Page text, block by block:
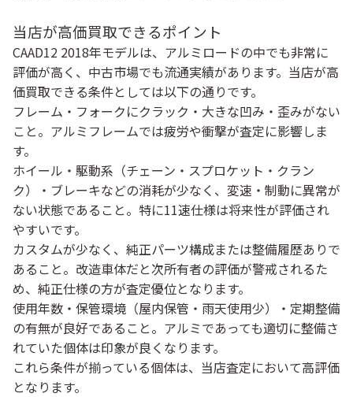
当店が高価買取できるポイント
CAAD12 2018年モデルは、アルミロードの中でも非常に
評価が高く、中古市場でも流通実績があります。当店が高
価買取できる条件としては以下の通りです。
フレーム・フォークにクラック・大きな凹み・歪みがない
こと。アルミフレームでは疲労や衝撃が査定に影響しま
す。
ホイール・駆動系（チェーン・スプロケット・クラン
ク）・ブレーキなどの消耗が少なく、変速・制動に異常が
ない状態であること。特に11速仕様は将来性が評価され
やすいです。
カスタムが少なく、 純正パーツ構成または整備履歴ありで
あること。改造車体だと次所有者の評価が警戒されるた
め、純正仕様の方が査定優位となります。
使用年数・保管環境（屋内保管・雨天使用少）・定期整備
の有無が良好であること。アルミであっても適切に整備さ
れていた個体は印象が良くなります。
これら条件が揃っている個体は、当店査定において高評価
となります。